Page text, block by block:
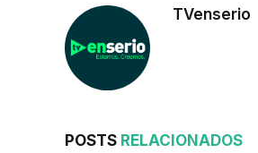
TVenserio
POSTS RELACIONADOS